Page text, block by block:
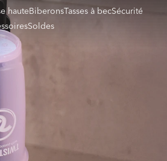
hauteBiberonsTasses à becSécurité
Soldes